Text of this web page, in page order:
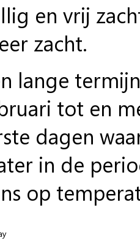
en vrij
zacht.
lange termijn
tot en
dagen
in de
op